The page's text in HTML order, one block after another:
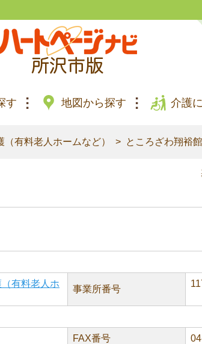
す 地図から探す 介護
有料老人ホームなど） ところざわ翔裕
有料老人ホ
事業所番号
FAX番号